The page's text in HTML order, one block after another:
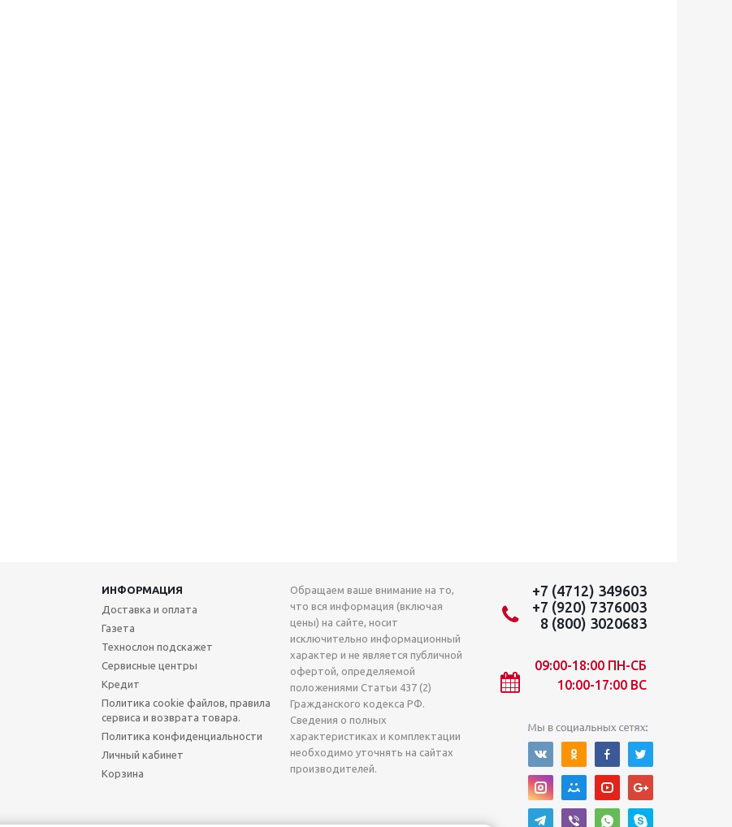
ИНФОРМАЦИЯ
Доставка и оплата
Газета
Технослон подскажет
Сервисные центры
Кредит
Политика cookie файлов, правила
сервиса и возврата товара.
Политика конфиденциальности
Личный кабинет
Корзина
Обращаем ваше внимание на то,
что вся информация (включая
цены) на сайте, носит
исключительно информационный
характер и не является публичной
офертой, определяемой
положениями Статьи 437 (2)
Гражданского кодекса РФ.
Сведения о полных
характеристиках и комплектации
необходимо уточнять на сайтах
производителей.
+7 (4712) 349603
+7 (920) 7376003
8 (800) 3020683
09:00-18:00 ПН-СБ
10:00-17:00 ВС